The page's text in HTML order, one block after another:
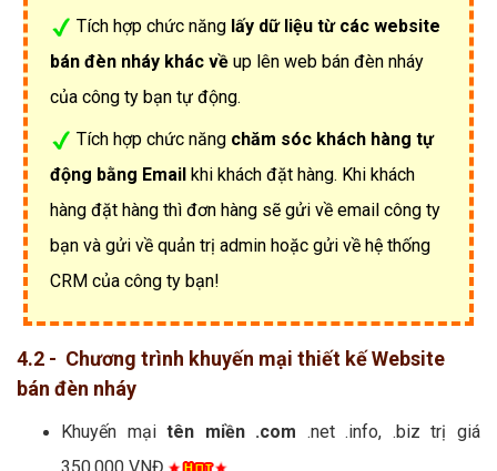
Tích hợp chức năng lấy dữ liệu từ các website
bán đèn nháy khác về up lên web bán đèn nháy
của công ty bạn tự động.
Tích hợp chức năng chăm sóc khách hàng tự
động bằng Email khi khách đặt hàng. Khi khách
hàng đặt hàng thì đơn hàng sẽ gửi về email công ty
bạn và gửi về quản trị admin hoặc gửi về hệ thống
CRM của công ty bạn!
4.2 - Chương trình khuyến mại thiết kế Website
bán đèn nháy
Khuyến mạitên miền .com .net .info, .biz trị giá